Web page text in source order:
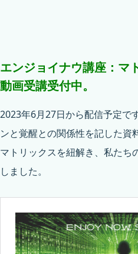
エンジョイナウ講座：マ
動画受講受付中。
2023年6月27日から配信予定で
ンと覚醒との関係性を記した資
マトリックスを紐解き、私たち
しました。